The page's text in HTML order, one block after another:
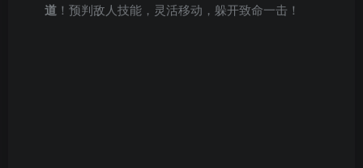
道 ！预判敌人技能，灵活移动，躲开致命一击！